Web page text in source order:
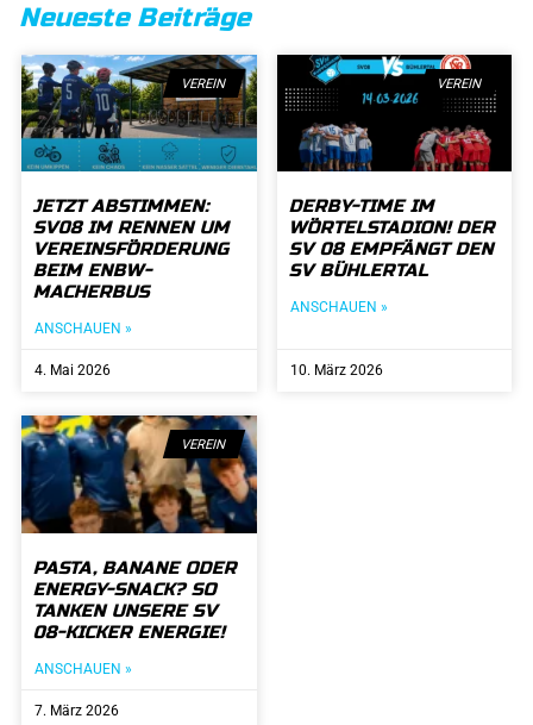
Neueste Beiträge
VEREIN
JETZT ABSTIMMEN:
SV08 IM RENNEN UM
VEREINSFÖRDERUNG
BEIM ENBW-
MACHERBUS
ANSCHAUEN »
4. Mai 2026
VEREIN
DERBY-TIME IM
WÖRTELSTADION! DER
SV 08 EMPFÄNGT DEN
SV BÜHLERTAL
ANSCHAUEN »
10. März 2026
VEREIN
PASTA, BANANE ODER
ENERGY-SNACK? SO
TANKEN UNSERE SV
08-KICKER ENERGIE!
ANSCHAUEN »
7. März 2026